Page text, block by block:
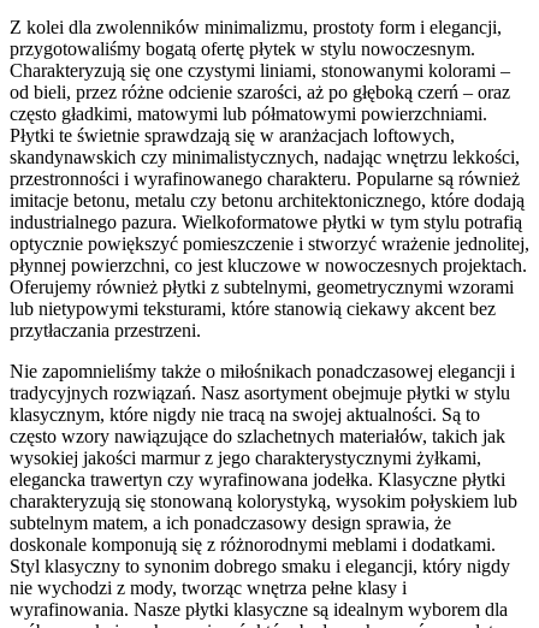
Z kolei dla zwolenników minimalizmu, prostoty form i elegancji,
przygotowaliśmy bogatą ofertę płytek w stylu nowoczesnym.
Charakteryzują się one czystymi liniami, stonowanymi kolorami –
od bieli, przez różne odcienie szarości, aż po głęboką czerń – oraz
często gładkimi, matowymi lub półmatowymi powierzchniami.
Płytki te świetnie sprawdzają się w aranżacjach loftowych,
skandynawskich czy minimalistycznych, nadając wnętrzu lekkości,
przestronności i wyrafinowanego charakteru. Popularne są również
imitacje betonu, metalu czy betonu architektonicznego, które dodają
industrialnego pazura. Wielkoformatowe płytki w tym stylu potrafią
optycznie powiększyć pomieszczenie i stworzyć wrażenie jednolitej,
płynnej powierzchni, co jest kluczowe w nowoczesnych projektach.
Oferujemy również płytki z subtelnymi, geometrycznymi wzorami
lub nietypowymi teksturami, które stanowią ciekawy akcent bez
przytłaczania przestrzeni.
Nie zapomnieliśmy także o miłośnikach ponadczasowej elegancji i
tradycyjnych rozwiązań. Nasz asortyment obejmuje płytki w stylu
klasycznym, które nigdy nie tracą na swojej aktualności. Są to
często wzory nawiązujące do szlachetnych materiałów, takich jak
wysokiej jakości marmur z jego charakterystycznymi żyłkami,
elegancka trawertyn czy wyrafinowana jodełka. Klasyczne płytki
charakteryzują się stonowaną kolorystyką, wysokim połyskiem lub
subtelnym matem, a ich ponadczasowy design sprawia, że
doskonale komponują się z różnorodnymi meblami i dodatkami.
Styl klasyczny to synonim dobrego smaku i elegancji, który nigdy
nie wychodzi z mody, tworząc wnętrza pełne klasy i
wyrafinowania. Nasze płytki klasyczne są idealnym wyborem dla